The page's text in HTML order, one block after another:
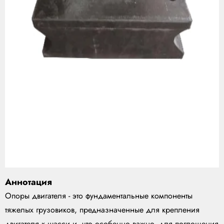
Аннотация
Опоры двигателя - это фундаментальные компоненты
тяжелых грузовиков, предназначенные для крепления